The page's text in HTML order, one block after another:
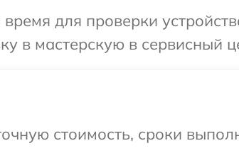
для проверки
в мастерскую в сервисный
стоимость, сроки